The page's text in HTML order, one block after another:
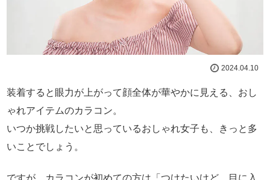
2024.04.10
装着すると眼力が上がって顔全体が華やかに見える、おし
ゃれアイテムのカラコン。
いつか挑戦したいと思っているおしゃれ女子も、きっと多
いことでしょう。